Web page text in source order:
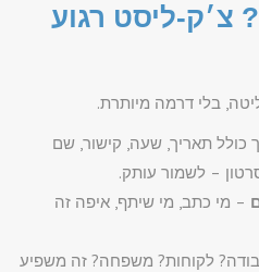
צ׳ק-ליסט רגוע
בלי דרמה מיותרת.
כולל תאריך, שעה, קישור, שם
– לשמור עותק.
– מי כתב, מי שיתף, איפה זה
לקוחות? משפחה? זה משפיע